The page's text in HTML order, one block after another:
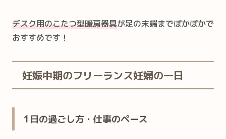
デスク用のこたつ型暖房器具が足の末端までぽかぽかで
おすすめです！
妊娠中期のフリーランス妊婦の一日
1日の過ごし方・仕事のペース